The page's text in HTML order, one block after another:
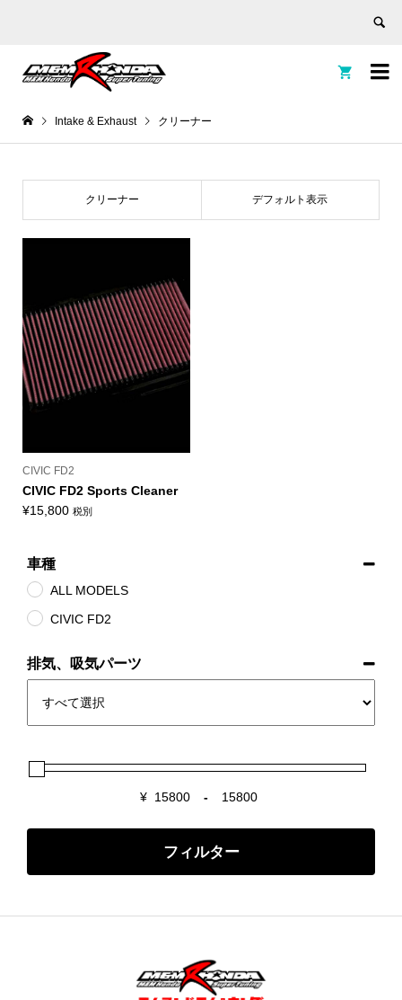


Intake & Exhaust クリーナー
クリーナー デフォルト表示
CIVIC FD2
CIVIC FD2 Sports Cleaner
¥15,800 税別
車種
ALL MODELS
CIVIC FD2
排気、吸気パーツ
¥ -
フィルター